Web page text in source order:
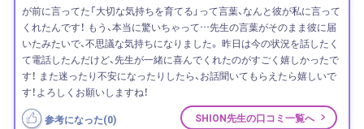
が前に言ってた「大切な気持ちを育てる」って言葉、なんと彼が私に言って
くれたんです！ もう、本当に驚いちゃって…先生の言葉がそのまま彼に届
いたみたいで、不思議な気持ちになりました。 昨日は今の状況を話したく
て電話したんだけど、先生が一緒に喜んでくれたのがすごく嬉しかったで
す！ また迷ったり不安になったりしたら、お話聞いてもらえたら嬉しいで
す！よろしくお願いしますね！
参考になった(0) SHION先生の口コミ一覧へ